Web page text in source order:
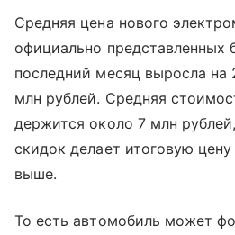
Средняя цена нового
официально представленных
последний месяц выросла на
млн рублей. Средняя
держится около 7 млн
скидок делает итоговую цену
выше.
То есть автомобиль может